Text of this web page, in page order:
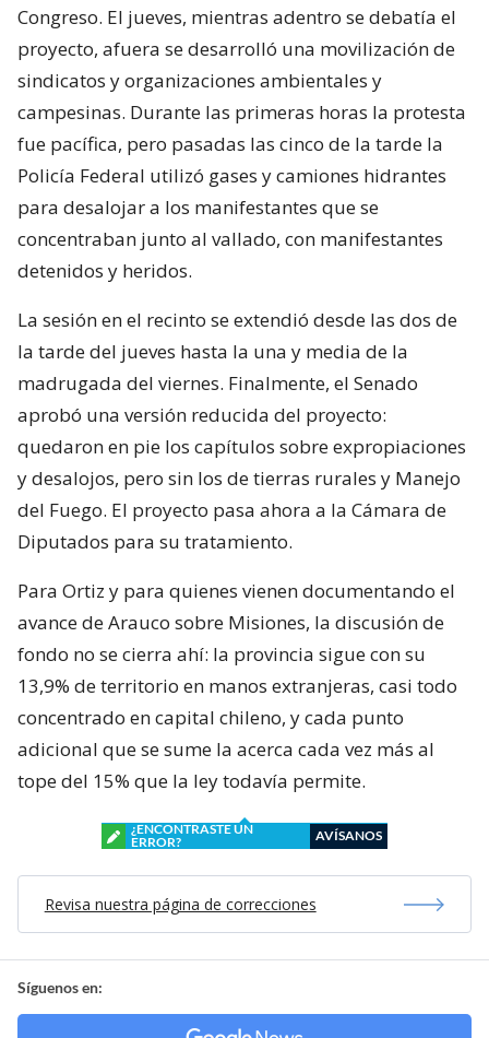
Congreso. El jueves, mientras adentro se debatía el
proyecto, afuera se desarrolló una movilización de
sindicatos y organizaciones ambientales y
campesinas. Durante las primeras horas la protesta
fue pacífica, pero pasadas las cinco de la tarde la
Policía Federal utilizó gases y camiones hidrantes
para desalojar a los manifestantes que se
concentraban junto al vallado, con manifestantes
detenidos y heridos.
La sesión en el recinto se extendió desde las dos de
la tarde del jueves hasta la una y media de la
madrugada del viernes. Finalmente, el Senado
aprobó una versión reducida del proyecto:
quedaron en pie los capítulos sobre expropiaciones
y desalojos, pero sin los de tierras rurales y Manejo
del Fuego. El proyecto pasa ahora a la Cámara de
Diputados para su tratamiento.
Para Ortiz y para quienes vienen documentando el
avance de Arauco sobre Misiones, la discusión de
fondo no se cierra ahí: la provincia sigue con su
13,9% de territorio en manos extranjeras, casi todo
concentrado en capital chileno, y cada punto
adicional que se sume la acerca cada vez más al
tope del 15% que la ley todavía permite.
¿ENCONTRASTE UN
ERROR?
AVÍSANOS
Revisa nuestra página de correcciones
Síguenos en: